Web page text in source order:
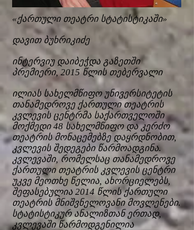
«ქართული თეატრი სტატისტიკაში»
დავით ბუხრიკიძე
ინტერვიუ დაიბეჭდა გაზეთში
პრემიერი, 2015 წლის თებერვალი
ილიას სახელმწიფო უნივერსიტეტის
თანამედროვე ქართული თეატრის
კვლევის ცენტრმა საქართველოში
მოქმედი 48 სახელმწიფო და კერძო
თეატრის მონაცემებზე დაყრდნობით,
კვლევის შედეგები წარმოადგინა.
კვლევაში, რომელსაც თანამედროვე
ქართული თეატრის კვლევის ცენტრი
უკვე მეოთხე წელია, ახორციელებს,
შეფასებულია 2014 წლის ქართული
თეატრის მნიშვნელოვანი მოვლენები.
სტატისტიკურ ანალიზთან ერთად,
კვლევაში წარმოდგენილია